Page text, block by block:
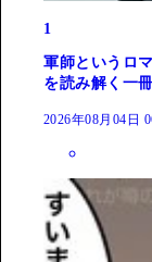
1
軍師というロ
を読み解く一
2026年08月04日